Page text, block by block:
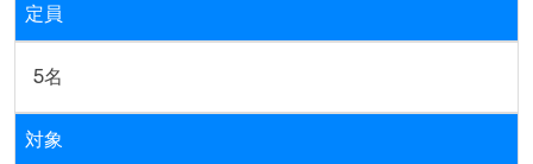
定員
5名
対象